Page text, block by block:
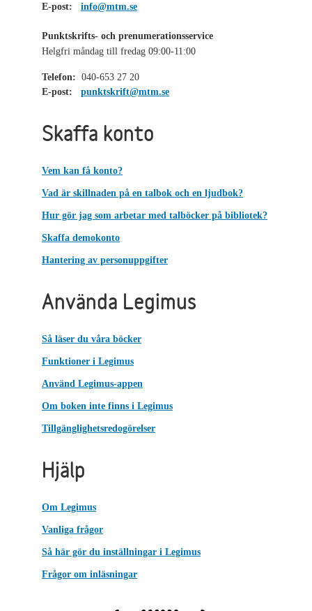
E-post:
info@mtm.se
Punktskrifts- och prenumerationsservice
Helgfri måndag till fredag 09:00-11:00
Telefon: 040-653 27 20
E-post:
punktskrift@mtm.se
Skaffa konto
Vem kan få konto?
Vad är skillnaden på en talbok och en ljudbok?
Hur gör jag som arbetar med talböcker på bibliotek?
Skaffa demokonto
Hantering av personuppgifter
Använda Legimus
Så läser du våra böcker
Funktioner i Legimus
Använd Legimus-appen
Om boken inte finns i Legimus
Tillgänglighetsredogörelser
Hjälp
Om Legimus
Vanliga frågor
Så här gör du inställningar i Legimus
Frågor om inläsningar